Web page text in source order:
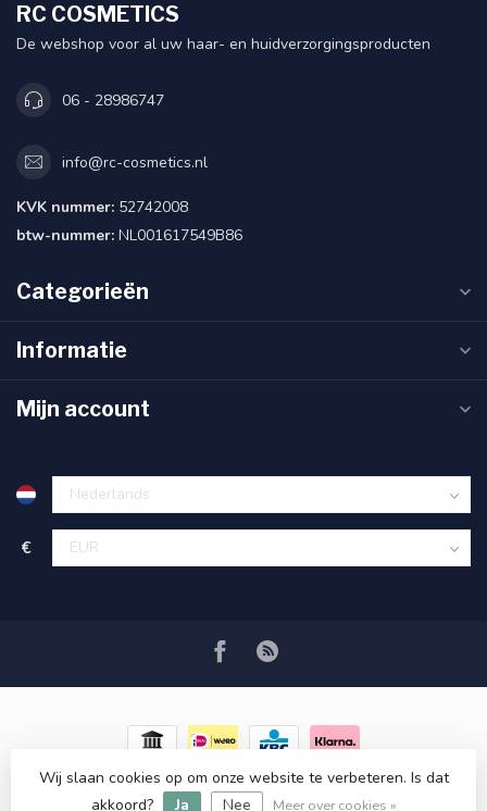
RC COSMETICS
De webshop voor al uw haar- en huidverzorgingsproducten
06 - 28986747
info@rc-cosmetics.nl
KVK nummer: 52742008
btw-nummer: NL001617549B86
Categorieën
Informatie
Mijn account
€
© Copyright 2026 RC COSMETICS- Powered byLightspeed-
Lightspeed design
Dyvelopment
Wij slaan cookies op om onze website te verbeteren. Is dat
akkoord?
Ja Nee Meer over cookies »